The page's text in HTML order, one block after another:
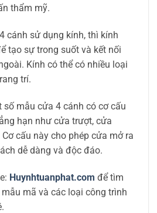
thẩm mỹ.
cánh sử dụng kính, thì kính
tạo sự trong suốt và kết nối
Kính có thể có nhiều loại
trí.
số mẫu cửa 4 cánh có cơ cấu
hạn như cửa trượt, cửa
cấu này cho phép cửa mở ra
dễ dàng và độc đáo.
Huynhtuanphat.com để tìm
mã và các loại công trình